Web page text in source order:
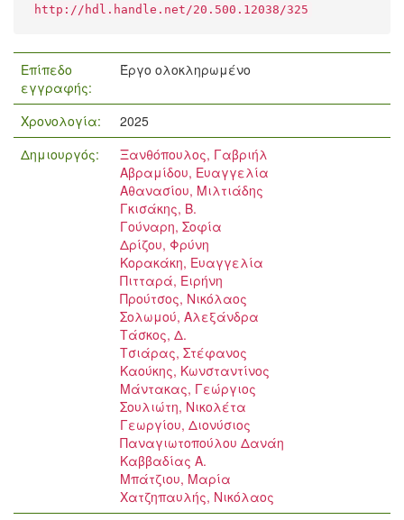
http://hdl.handle.net/20.500.12038/325
Επίπεδο
εγγραφής:
Έργο ολοκληρωμένο
Χρονολογία:
2025
Δημιουργός:
Ξανθόπουλος, Γαβριήλ
Αβραμίδου, Ευαγγελία
Αθανασίου, Μιλτιάδης
Γκισάκης, Β.
Γούναρη, Σοφία
Δρίζου, Φρύνη
Κορακάκη, Ευαγγελία
Πιτταρά, Ειρήνη
Προύτσος, Νικόλαος
Σολωμού, Αλεξάνδρα
Τάσκος, Δ.
Τσιάρας, Στέφανος
Καούκης, Κωνσταντίνος
Μάντακας, Γεώργιος
Σουλιώτη, Νικολέτα
Γεωργίου, Διονύσιος
Παναγιωτοπούλου Δανάη
Καββαδίας Α.
Μπάτζιου, Μαρία
Χατζηπαυλής, Νικόλαος